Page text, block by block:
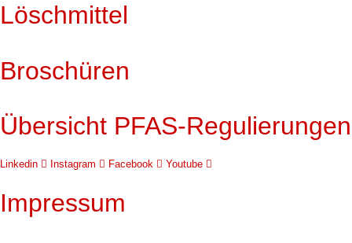
Löschmittel
Broschüren
Übersicht PFAS-Regulierungen
Linkedin Instagram Facebook Youtube
Impressum